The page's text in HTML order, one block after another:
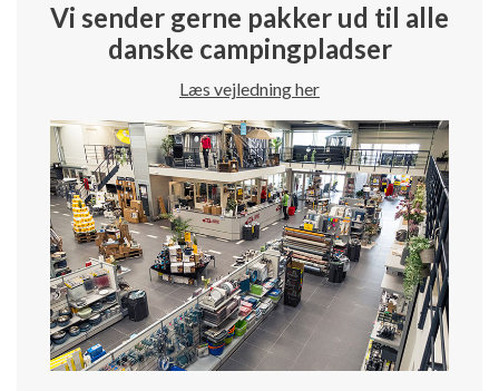
Vi sender gerne pakker ud til alle
danske campingpladser
Læs vejledning her